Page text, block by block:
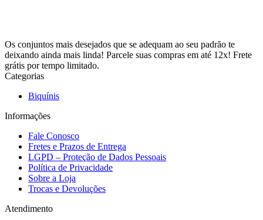
Os conjuntos mais desejados que se adequam ao seu padrão te
deixando ainda mais linda! Parcele suas compras em até 12x! Frete
grátis por tempo limitado.
Categorias
Biquínis
Informações
Fale Conosco
Fretes e Prazos de Entrega
LGPD – Proteção de Dados Pessoais
Política de Privacidade
Sobre a Loja
Trocas e Devoluções
Atendimento